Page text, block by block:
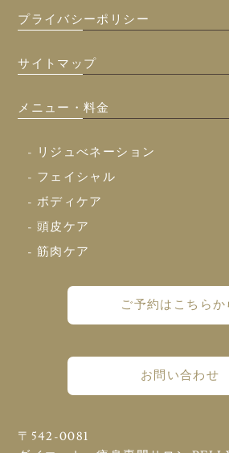
プライバシーポリシー
サイトマップ
メニュー・料金
- リジュべネーション
- フェイシャル
- ボディケア
- 頭皮ケア
- 筋肉ケア
ご予約はこちらか
お問い合わせ
〒542-0081